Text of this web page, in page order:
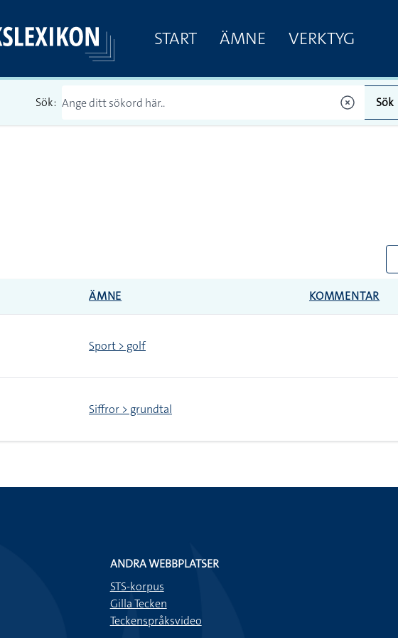
START ÄMNE VERKTYG
Sök: Sök
ÄMNE KOMMENTAR
Sport > golf
Siffror > grundtal
ANDRA WEBBPLATSER
STS-korpus
Gilla Tecken
Teckenspråksvideo